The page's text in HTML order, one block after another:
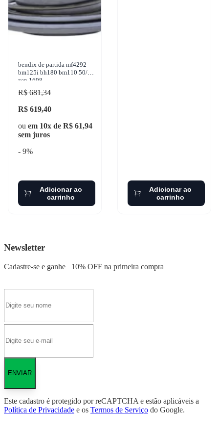
bendix de partida mf4292
bm125i bh180 bm110 50/17
zen 1698
R$ 681,34
R$ 619,40
ou em 10x de R$ 61,94
sem juros
- 9%
Adicionar ao
carrinho
Adicionar ao
carrinho
Newsletter
Cadastre-se e ganhe 10% OFF na primeira compra
ENVIAR
Este cadastro é protegido por reCAPTCHA e estão aplicáveis a
Política de Privacidade e os Termos de Serviço do Google.